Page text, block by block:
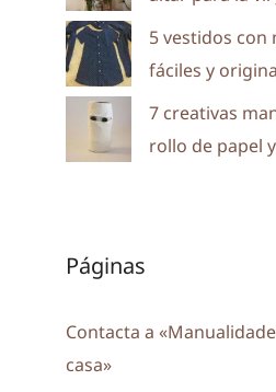
5 vestidos con
fáciles y
7 creativas
rollo de papel
Páginas
Contacta a
casa»